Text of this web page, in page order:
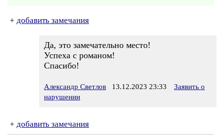
+ добавить замечания
Да, это замечательно место!
Успеха с романом!
Спасибо!
Александр Светлов 13.12.2023 23:33
Заявить о
нарушении
+ добавить замечания